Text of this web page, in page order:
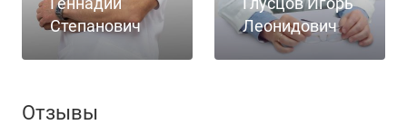
Степанович
Леонидович
Отзывы